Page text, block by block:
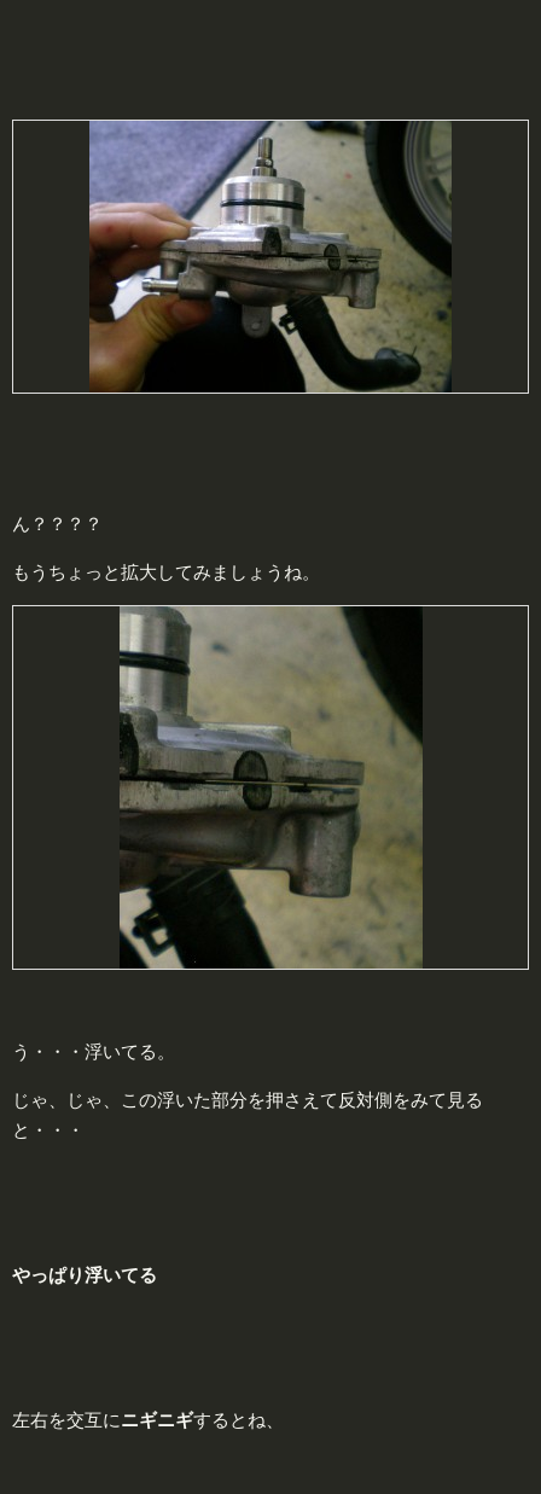
ん？？？？
もうちょっと拡大してみましょうね。
う・・・浮いてる。
じゃ、じゃ、この浮いた部分を押さえて反対側をみて見る
と・・・
やっぱり浮いてる
左右を交互にニギニギするとね、